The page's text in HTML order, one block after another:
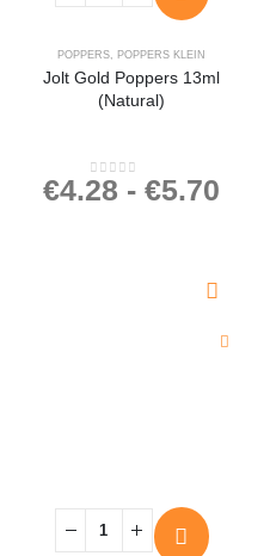
POPPERS POPPERS KLEIN
Jolt Gold Poppers 13ml
(Natural)
0out of 5
€4.28 - €5.70